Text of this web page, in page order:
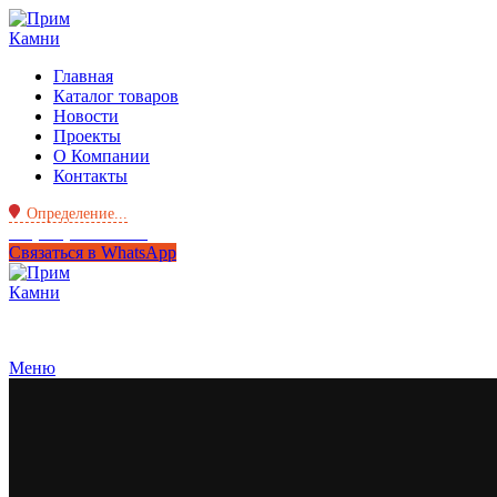
Главная
Каталог товаров
Новости
Проекты
О Компании
Контакты
Определение...
Связаться в WhatsApp
Меню